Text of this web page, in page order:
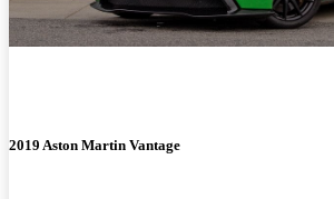
2019 Aston Martin Vantage